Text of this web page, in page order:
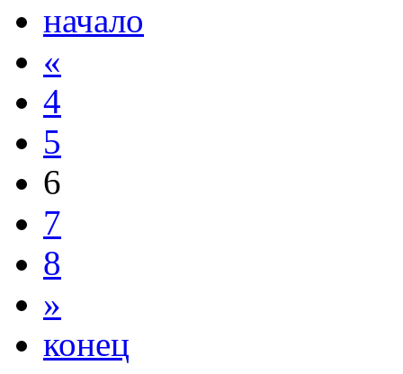
начало
«
4
5
6
7
8
»
конец